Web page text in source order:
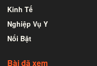
Kinh Tế
Nghiệp Vụ Y
Nổi Bật
Bài đã xem